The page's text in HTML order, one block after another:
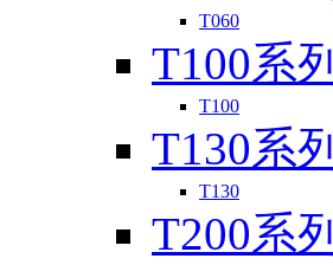
T060
T100系列
T100
T130系列
T130
T200系列